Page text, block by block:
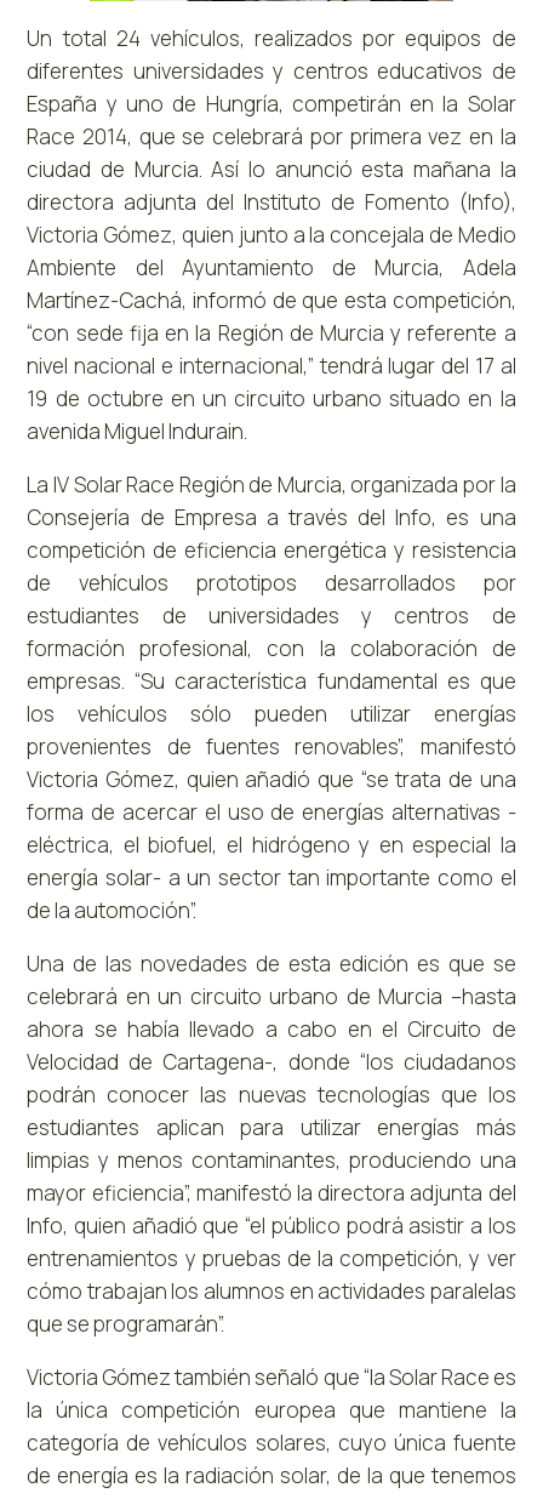
Un total 24 vehículos, realizados por equipos de
diferentes universidades y centros educativos de
España y uno de Hungría, competirán en la Solar
Race 2014, que se celebrará por primera vez en la
ciudad de Murcia. Así lo anunció esta mañana la
directora adjunta del Instituto de Fomento (Info),
Victoria Gómez, quien junto a la concejala de Medio
Ambiente del Ayuntamiento de Murcia, Adela
Martínez-Cachá, informó de que esta competición,
“con sede fija en la Región de Murcia y referente a
nivel nacional e internacional,” tendrá lugar del 17 al
19 de octubre en un circuito urbano situado en la
avenida Miguel Indurain.
La IV Solar Race Región de Murcia, organizada por la
Consejería de Empresa a través del Info, es una
competición de eficiencia energética y resistencia
de vehículos prototipos desarrollados por
estudiantes de universidades y centros de
formación profesional, con la colaboración de
empresas. “Su característica fundamental es que
los vehículos sólo pueden utilizar energías
provenientes de fuentes renovables”, manifestó
Victoria Gómez, quien añadió que “se trata de una
forma de acercar el uso de energías alternativas -
eléctrica, el biofuel, el hidrógeno y en especial la
energía solar- a un sector tan importante como el
de la automoción”.
Una de las novedades de esta edición es que se
celebrará en un circuito urbano de Murcia –hasta
ahora se había llevado a cabo en el Circuito de
Velocidad de Cartagena-, donde “los ciudadanos
podrán conocer las nuevas tecnologías que los
estudiantes aplican para utilizar energías más
limpias y menos contaminantes, produciendo una
mayor eficiencia”, manifestó la directora adjunta del
Info, quien añadió que “el público podrá asistir a los
entrenamientos y pruebas de la competición, y ver
cómo trabajan los alumnos en actividades paralelas
que se programarán”.
Victoria Gómez también señaló que “la Solar Race es
la única competición europea que mantiene la
categoría de vehículos solares, cuyo única fuente
de energía es la radiación solar, de la que tenemos